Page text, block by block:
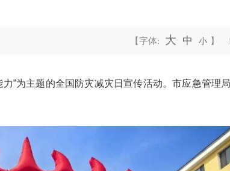
【字体: 大 中 小 】
为主题的全国防灾减灾日宣传活动。市应急管理